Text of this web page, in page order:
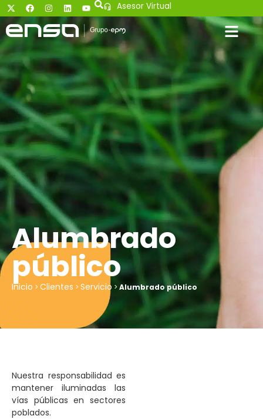
Asesor Virtual
Alumbrado
público
Inicio > Clientes > Servicio > Alumbrado público
Nuestra responsabilidad es
mantener iluminadas las
vías públicas en sectores
poblados.